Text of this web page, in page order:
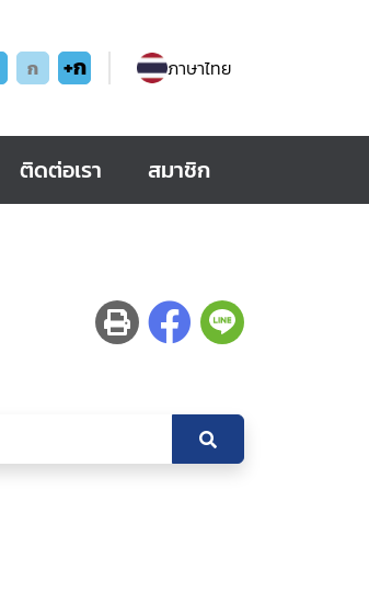
ก +ก ภาษาไทย
ติดต่อเรา สมาชิก